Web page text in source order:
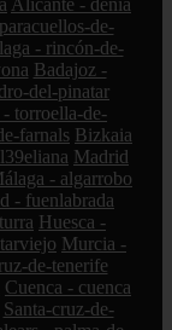
Alicante - dénia
de-
- rincón-de-
Badajoz -
del-pinatar
torroella-de-
farnals Bizkaia
Madrid
- algarrobo
- fuenlabrada
Huesca -
Murcia -
de-tenerife
Cuenca - cuenca
Santa-cruz-de-